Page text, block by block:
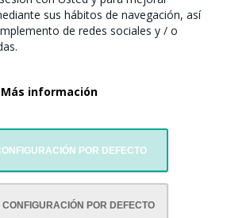
sus hábitos de navegación, así
de redes sociales y / o
Más información
POR DEFECTO
POR DEFECTO
CON LA COLABORACIÓN DE: